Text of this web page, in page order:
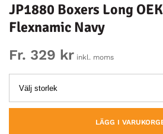
JP1880 Boxers Long
Flexnamic Navy
Fr. 329 kr inkl. moms
LÄGG I